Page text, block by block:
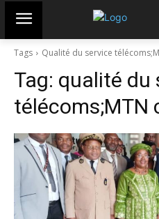
Tags Qualité du service
Tag: qualité du
télécoms;MTN